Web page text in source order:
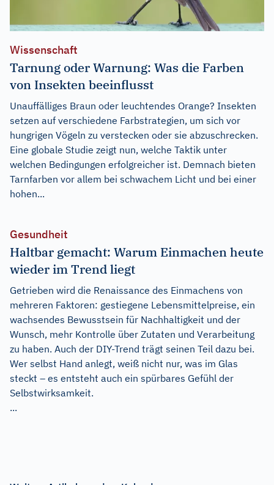
Wissenschaft
Tarnung oder Warnung: Was die Farben
von Insekten beeinflusst
Unauffälliges Braun oder leuchtendes Orange? Insekten
setzen auf verschiedene Farbstrategien, um sich vor
hungrigen Vögeln zu verstecken oder sie abzuschrecken.
Eine globale Studie zeigt nun, welche Taktik unter
welchen Bedingungen erfolgreicher ist. Demnach bieten
Tarnfarben vor allem bei schwachem Licht und bei einer
hohen...
Gesundheit
Haltbar gemacht: Warum Einmachen heute
wieder im Trend liegt
Getrieben wird die Renaissance des Einmachens von
mehreren Faktoren: gestiegene Lebensmittelpreise, ein
wachsendes Bewusstsein für Nachhaltigkeit und der
Wunsch, mehr Kontrolle über Zutaten und Verarbeitung
zu haben. Auch der DIY-Trend trägt seinen Teil dazu bei.
Wer selbst Hand anlegt, weiß nicht nur, was im Glas
steckt – es entsteht auch ein spürbares Gefühl der
Selbstwirksamkeit.
...